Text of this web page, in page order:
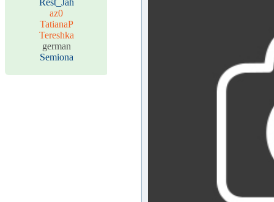
Rest_Jah
az0
TatianaP
Tereshka
german
Semiona